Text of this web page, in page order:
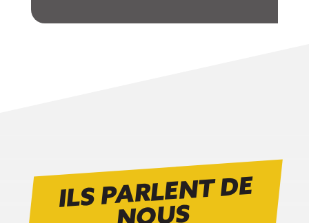
ILS PARLENT DE
N